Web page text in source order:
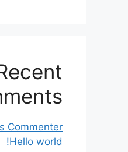
Commenter
Hello world!